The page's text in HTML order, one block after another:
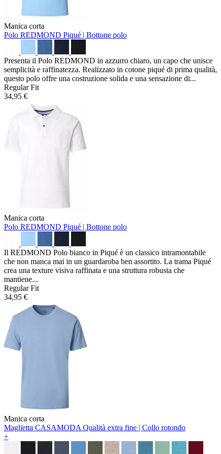
Manica corta
Polo REDMOND Piqué | Bottone polo
Presenta il Polo REDMOND in azzurro chiaro, un capo che unisce
semplicità e raffinatezza. Realizzato in cotone piqué di prima qualità,
questo polo offre una costruzione solida e una sensazione di...
Regular Fit
34,95 €
Manica corta
Polo REDMOND Piqué | Bottone polo
Il REDMOND Polo bianco in Piqué è un classico intramontabile
che non manca mai in un guardaroba ben assortito. La trama Piqué
crea una texture visiva raffinata e una struttura robusta che
mantiene...
Regular Fit
34,95 €
Manica corta
Maglietta CASAMODA Qualità extra fine | Collo rotondo
+